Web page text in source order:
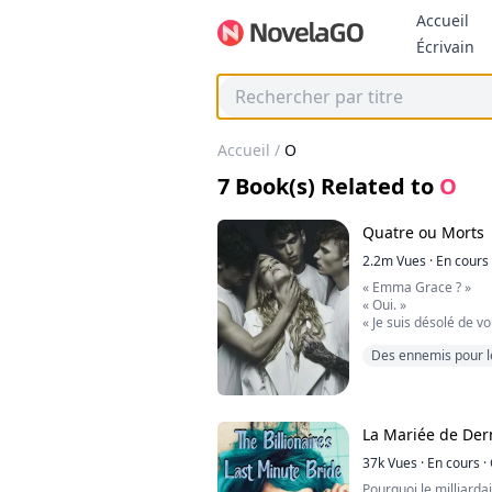
Accueil
Écrivain
Accueil / O
7 Book(s) Related to O
Quatre ou Morts
2.2mVues · En cours
« Emma Grace ? »
« Oui. »
« Je suis désolé de
compatissant.
aucun moyen de le
considérée comme
s'était passé et
risquais la prison si
Des ennemis pour
La Mariée de
37kVues · En cours ·